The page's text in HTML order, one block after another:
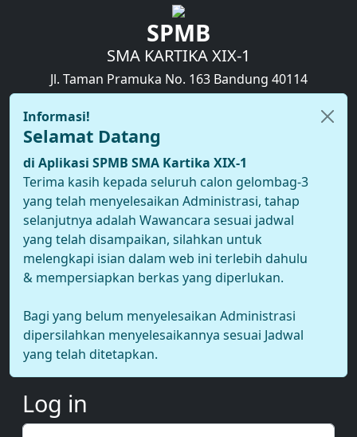
SPMB
SMA KARTIKA XIX-1
Jl. Taman Pramuka No. 163 Bandung 40114
Informasi!
Selamat Datang
di Aplikasi SPMB SMA Kartika XIX-1
Terima kasih kepada seluruh calon gelombag-3
yang telah menyelesaikan Administrasi, tahap
selanjutnya adalah Wawancara sesuai jadwal
yang telah disampaikan, silahkan untuk
melengkapi isian dalam web ini terlebih dahulu
& mempersiapkan berkas yang diperlukan.
Bagi yang belum menyelesaikan Administrasi
dipersilahkan menyelesaikannya sesuai Jadwal
yang telah ditetapkan.
Log in